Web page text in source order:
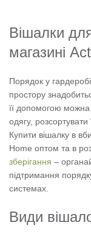
Вішалки
магазині
Порядок у
простору
її допомогою можна
одягу,
Купити вішалку в
Home оптом та в
зберігання –
підтримання
системах.
Види